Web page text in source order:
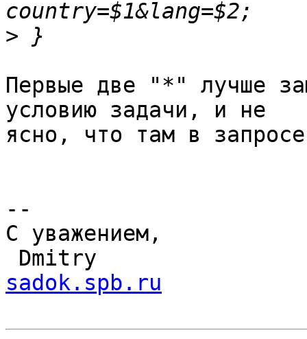
>
Первые две "*" лучше
условию задачи, и не
ясно, что там в
--
С уважением,
sadok.spb.ru